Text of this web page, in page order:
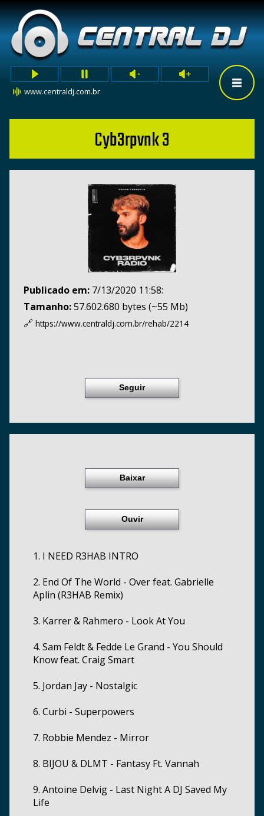
www.centraldj.com.br
Cyb3rpvnk 3
Publicado em: 7/13/2020 11:58:
Tamanho:57.602.680 bytes (~55 Mb)
🔗 https://www.centraldj.com.br/rehab/2214
Seguir
Baixar
Ouvir
1. I NEED R3HAB INTRO
2. End Of The World - Over feat. Gabrielle
Aplin (R3HAB Remix)
3. Karrer & Rahmero - Look At You
4. Sam Feldt & Fedde Le Grand - You Should
Know feat. Craig Smart
5. Jordan Jay - Nostalgic
6. Curbi - Superpowers
7. Robbie Mendez - Mirror
8. BIJOU & DLMT - Fantasy Ft. Vannah
9. Antoine Delvig - Last Night A DJ Saved My
Life